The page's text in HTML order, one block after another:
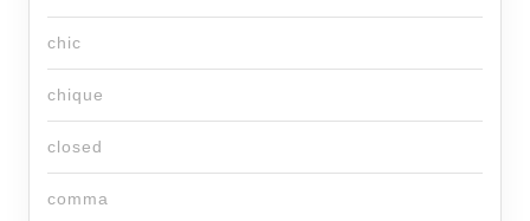
chic
chique
closed
comma